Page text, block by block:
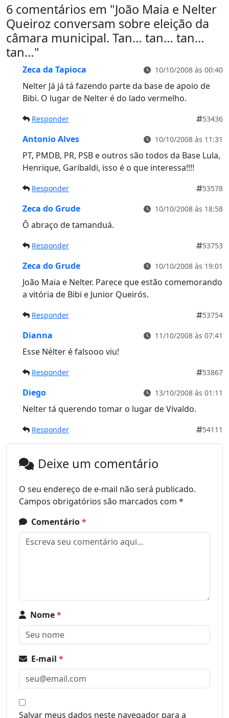
6 comentários em "João Maia e Nelter
Queiroz conversam sobre eleição da
câmara municipal. Tan… tan… tan…
tan…"
Zeca da Tapioca 10/10/2008 às 00:40
Nelter Já já tá fazendo parte da base de apoio de
Bibi. O lugar de Nelter é do lado vermelho.
Responder 53436
Antonio Alves 10/10/2008 às 11:31
PT, PMDB, PR, PSB e outros são todos da Base Lula,
Henrique, Garibaldi, isso é o que interessa!!!!
Responder 53578
Zeca do Grude 10/10/2008 às 18:58
Ô abraço de tamanduá.
Responder 53753
Zeca do Grude 10/10/2008 às 19:01
João Maia e Nelter. Parece que estão comemorando
a vitória de Bibi e Junior Queirós.
Responder 53754
Dianna 11/10/2008 às 07:41
Esse Nélter é falsooo viu!
Responder 53867
Diego 13/10/2008 às 01:11
Nelter tá querendo tomar o lugar de Vivaldo.
Responder 54111
Deixe um comentário
O seu endereço de e-mail não será publicado.
Campos obrigatórios são marcados com *
Comentário*
Nome*
E-mail *
Salvar meus dados neste navegador para a